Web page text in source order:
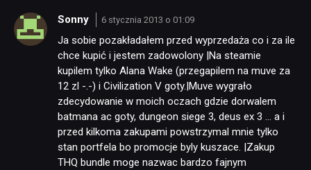
Sonny 6 stycznia 2013 o 01:09
Ja sobie pozakładałem przed wyprzedaża co i za ile
chce kupić i jestem zadowolony |Na steamie
kupilem tylko Alana Wake (przegapilem na muve za
12 zl -.-) i Civilization V goty.|Muve wygrało
zdecydowanie w moich oczach gdzie dorwalem
batmana ac goty, dungeon siege 3, deus ex 3 … a i
przed kilkoma zakupami powstrzymal mnie tylko
stan portfela bo promocje byly kuszace. |Zakup
THQ bundle moge nazwac bardzo fajnym